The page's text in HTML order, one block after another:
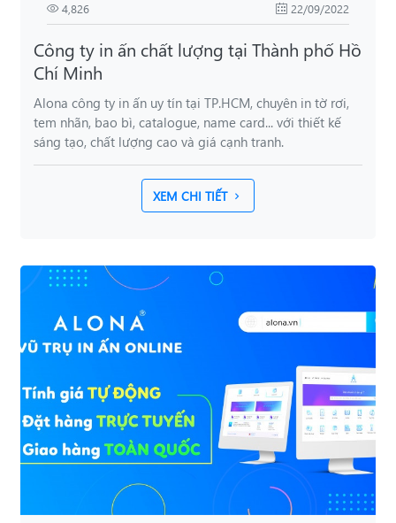
4,826 22/09/2022
Công ty in ấn chất lượng tại Thành phố Hồ
Chí Minh
Alona công ty in ấn uy tín tại TP.HCM, chuyên in tờ rơi,
tem nhãn, bao bì, catalogue, name card... với thiết kế
sáng tạo, chất lượng cao và giá cạnh tranh.
XEM CHI TIẾT